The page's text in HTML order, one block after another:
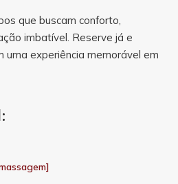
que buscam conforto,
imbatível. Reserve já e
uma experiência memorável em